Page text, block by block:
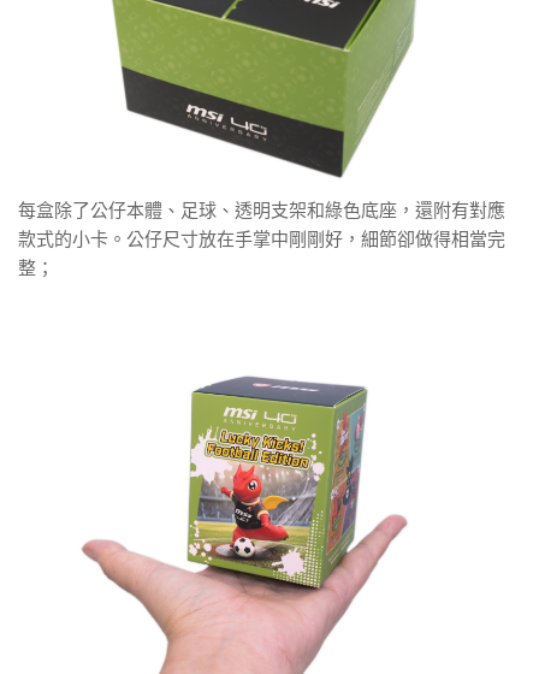
每盒除了公仔本體、足球、透明支架和綠色底座，還附有對應
款式的小卡。公仔尺寸放在手掌中剛剛好，細節卻做得相當完
整；